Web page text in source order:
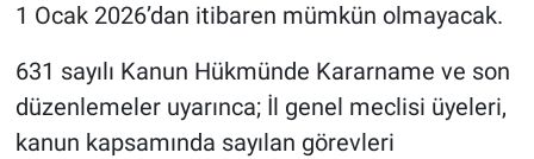
1 Ocak 2026’dan itibaren mümkün olmayacak.
631 sayılı Kanun Hükmünde Kararname ve son
düzenlemeler uyarınca; İl genel meclisi üyeleri,
kanun kapsamında sayılan görevleri